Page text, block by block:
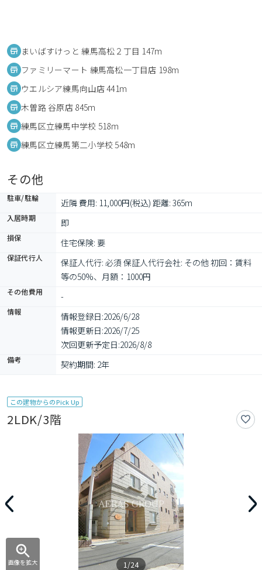
まいばすけっと 練馬高松２丁目 147m
ファミリーマート 練馬高松一丁目店 198m
ウエルシア練馬向山店 441m
木曽路 谷原店 845m
練馬区立練馬中学校 518m
練馬区立練馬第二小学校 548m
その他
駐車/駐輪 近隣 費用: 11,000円(税込) 距離: 365m
入居時期 即
損保 住宅保険: 要
保証代行人
保証人代行: 必須 保証人代行会社: その他 初回：賃料
等の50%、月額：1000円
その他費用 -
情報 情報登録日:2026/6/28
情報更新日:2026/7/25
次回更新予定日:2026/8/8
備考 契約期間: 2年
この建物からのPick Up
2LDK/3階
画像を拡大 1/24